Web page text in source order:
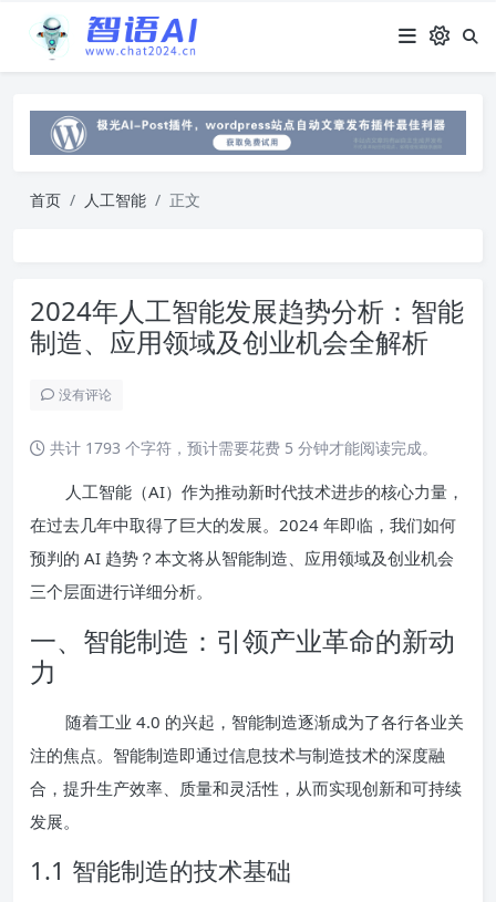
首页 人工智能 正文
2024年人工智能发展趋势分析：智能
制造、应用领域及创业机会全解析
没有评论
共计 1793 个字符，预计需要花费 5 分钟才能阅读完成。
人工智能（AI）作为推动新时代技术进步的核心力量，
在过去几年中取得了巨大的发展。2024 年即临，我们如何
预判的 AI 趋势？本文将从智能制造、应用领域及创业机会
三个层面进行详细分析。
一、智能制造：引领产业革命的新动
力
随着工业 4.0 的兴起，智能制造逐渐成为了各行各业关
注的焦点。智能制造即通过信息技术与制造技术的深度融
合，提升生产效率、质量和灵活性，从而实现创新和可持续
发展。
1.1 智能制造的技术基础